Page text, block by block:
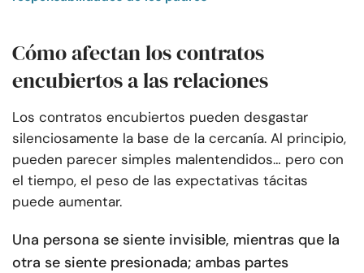
Cómo afectan los contratos
encubiertos a las relaciones
Los contratos encubiertos pueden desgastar
silenciosamente la base de la cercanía. Al principio,
pueden parecer simples malentendidos… pero con
el tiempo, el peso de las expectativas tácitas
puede aumentar.
Una persona se siente invisible, mientras que la
otra se siente presionada; ambas partes